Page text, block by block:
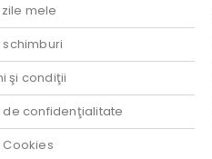
mele
schimburi
şi condiţii
de confidenţialitate
Cookies